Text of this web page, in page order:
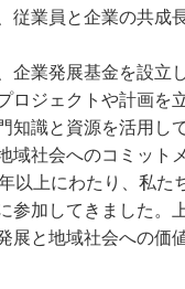
従業員と企業の共成
企業発展基金を設立
ロジェクトや計画を
知識と資源を活用し
域社会へのコミット
以上にわたり、私た
参加してきました。
展と地域社会への価